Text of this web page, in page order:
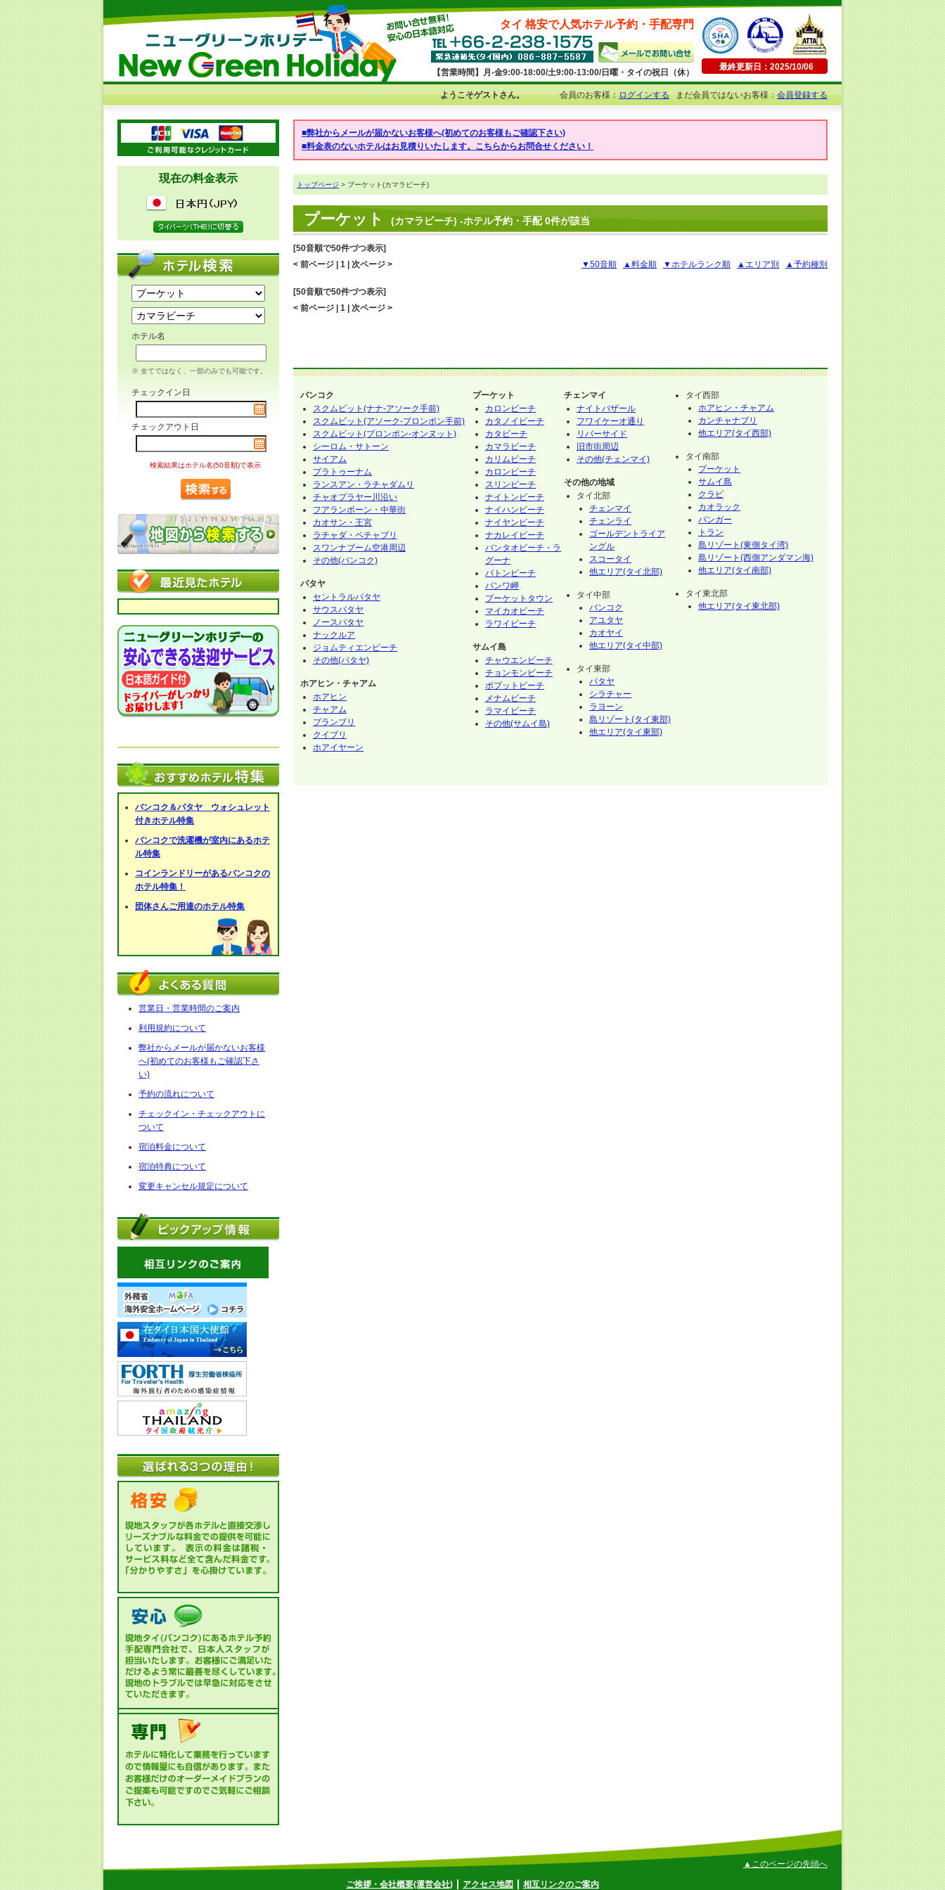
タイ 格安で人気ホテル予約・手配専門
【営業時間】月-金9:00-18:00/土9:00-13:00/日曜・タイの祝日（休）
最終更新日：2025/10/06
ようこそゲストさん。 会員のお客様：ログインするまだ会員ではないお客様：会員登録する
現在の料金表示
ホテル名
※ 全てではなく、一部のみでも可能です。
チェックイン日
チェックアウト日
検索結果はホテル名(50音順)で表示
バンコク＆パタヤ ウォシュレット
付きホテル特集
バンコクで洗濯機が室内にあるホテ
ル特集
コインランドリーがあるバンコクの
ホテル特集！
団体さんご用達のホテル特集
営業日・営業時間のご案内
利用規約について
弊社からメールが届かないお客様
へ(初めてのお客様もご確認下さ
い)
予約の流れについて
チェックイン・チェックアウトに
ついて
宿泊料金について
宿泊特典について
変更キャンセル規定について
■弊社からメールが届かないお客様へ(初めてのお客様もご確認下さい)
■料金表のないホテルはお見積りいたします。こちらからお問合せください！
トップページ > プーケット(カマラビーチ)
プーケット (カマラビーチ) -ホテル予約・手配 0件が該当
[50音順で50件づつ表示]
< 前ページ | 1 | 次ページ >
▼50音順 ▲料金順 ▼ホテルランク順 ▲エリア別 ▲予約種別
[50音順で50件づつ表示]
< 前ページ | 1 | 次ページ >
バンコク
スクムビット(ナナ-アソーク手前)
スクムビット(アソーク-プロンポン手前)
スクムビット(プロンポン-オンヌット)
シーロム・サトーン
サイアム
プラトゥーナム
ランスアン・ラチャダムリ
チャオプラヤー川沿い
フアランポーン・中華街
カオサン・王宮
ラチャダ・ペチャブリ
スワンナブーム空港周辺
その他(バンコク)
パタヤ
セントラルパタヤ
サウスパタヤ
ノースパタヤ
ナックルア
ジョムティエンビーチ
その他(パタヤ)
ホアヒン・チャアム
ホアヒン
チャアム
プランブリ
クイブリ
ホアイヤーン
プーケット
カロンビーチ
カタノイビーチ
カタビーチ
カマラビーチ
カリムビーチ
カロンビーチ
スリンビーチ
ナイトンビーチ
ナイハンビーチ
ナイヤンビーチ
ナカレイビーチ
バンタオビーチ・ラ
グーナ
パトンビーチ
パンワ岬
プーケットタウン
マイカオビーチ
ラワイビーチ
サムイ島
チャウエンビーチ
チョンモンビーチ
ボプットビーチ
メナムビーチ
ラマイビーチ
その他(サムイ島)
チェンマイ
ナイトバザール
フワイケーオ通り
リバーサイド
旧市街周辺
その他(チェンマイ)
その他の地域
タイ北部
チェンマイ
チェンライ
ゴールデントライア
ングル
スコータイ
他エリア(タイ北部)
タイ中部
バンコク
アユタヤ
カオヤイ
他エリア(タイ中部)
タイ東部
パタヤ
シラチャー
ラヨーン
島リゾート(タイ東部)
他エリア(タイ東部)
タイ西部
ホアヒン・チャアム
カンチャナブリ
他エリア(タイ西部)
タイ南部
プーケット
サムイ島
クラビ
カオラック
パンガー
トラン
島リゾート(東側タイ湾)
島リゾート(西側アンダマン海)
他エリア(タイ南部)
タイ東北部
他エリア(タイ東北部)
▲このページの先頭へ
ご挨拶・会社概要(運営会社) アクセス地図 相互リンクのご案内